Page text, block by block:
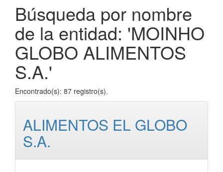
Búsqueda por nombre
de la entidad: 'MOINHO
GLOBO ALIMENTOS
S.A.'
Encontrado(s): 87 registro(s).
ALIMENTOS EL GLOBO
S.A.